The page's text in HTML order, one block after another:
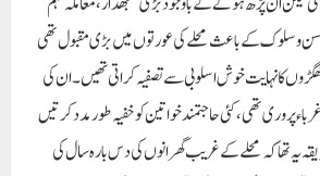
حسن و سلوک کے باعث محلے کی عورتوں میں بڑی مقبول تھی
کا نہایت خوش اسلوبی سے تصفیہ کراتی تھیں ۔ ان کی
تھی ، کئی حاجتمند خواتین کو خفیہ طور مدد کرتیں
یہ تھا کہ محلے کے غریب گھرانوں کی دس بارہ سال کی